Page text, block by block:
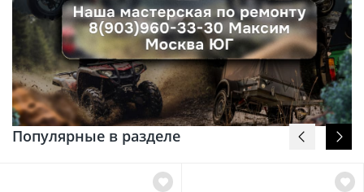
Популярные в разделе